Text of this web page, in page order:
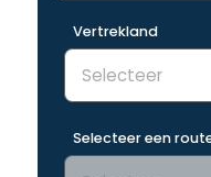
Vertrekland
Selecteer een